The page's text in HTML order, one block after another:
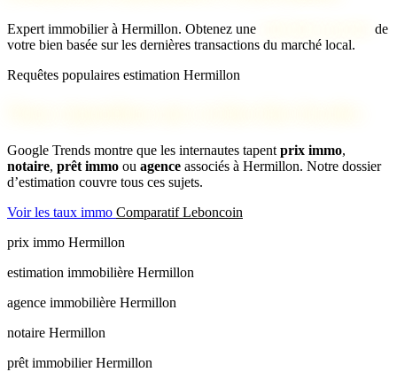
Expert immobilier à Hermillon. Obtenez une
de
votre bien basée sur les dernières transactions du marché local.
Requêtes populaires estimation Hermillon
Google Trends montre que les internautes tapent prix immo,
notaire, prêt immo ou agence associés à Hermillon. Notre dossier
d’estimation couvre tous ces sujets.
Voir les taux immo Comparatif Leboncoin
prix immo Hermillon
estimation immobilière Hermillon
agence immobilière Hermillon
notaire Hermillon
prêt immobilier Hermillon